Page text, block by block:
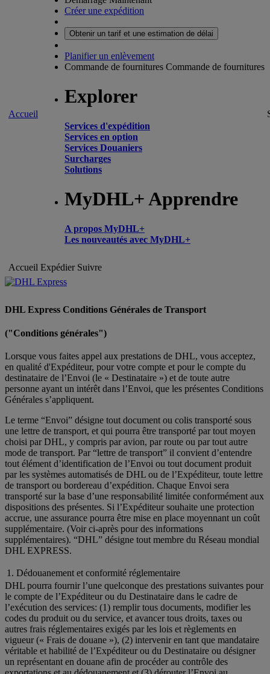
Accueil
Créer une expédition
Obtenir un tarif et une estimation de délai
Planifier un enlèvement
Commande de fournitures Commande de fournitures
Explorer
Services d'expédition
Services en option
Services Douaniers
Surcharges
Solutions
MyDHL+ Apprendre
A propos MyDHL+
Les nouveautés avec MyDHL+
Accueil Expédier Suivre
DHL Express Conditions Générales de Transport
("Conditions générales")
Lorsque vous faites appel aux prestations de DHL, vous acceptez,
en qualité d'Expéditeur, pour votre compte et pour le compte du
destinataire de l’Envoi (le « Destinataire ») et de toute autre
personne ayant un intérêt dans l’Envoi, que les présentes Conditions
Générales s’appliquent.
Le terme “Envoi” désigne tout document ou colis transporté sous
une lettre de transport, et qui pourra être transporté par tout moyen
choisi par DHL, y compris par avion, par route ou par tout autre
mode de transport. Par “lettre de transport” il convient d’entendre
tout élément d’identification de l’Envoi ou tout document produit
par les systèmes automatisés de DHL ou de l’Expéditeur, toute lettre
de transport ou bordereau d’expédition. Chaque Envoi sera
transporté sur la base d’une responsabilité limitée conformément aux
dispositions des présentes. Si l’Expéditeur souhaite une protection
accrue, une assurance pourra être mise en place moyennant un coût
supplémentaire. (Voir ci-après pour des informations
supplémentaires). “DHL” désigne tout membre du Réseau mondial
DHL EXPRESS.
1. Dédouanement et conformité réglementaire
DHL pourra fournir l’une quelconque des prestations suivantes pour
le compte de l’Expéditeur ou du Destinataire dans le cadre de
l’exécution des services: (1) remplir tous documents, modifier les
codes du produit ou du service, et avancer tous droits, taxes ou
autres frais réglementaires exigés par les lois et règlements en
vigueur (« Frais de douane »), (2) intervenir en tant que mandataire
véritable et habilité de l’Expéditeur ou du Destinataire ou désigner
un représentant en douane afin de procéder au contrôle des